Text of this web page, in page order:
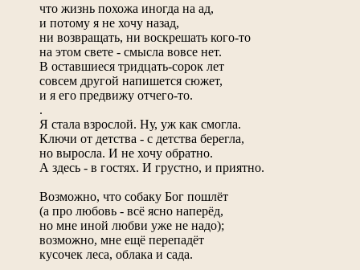
что жизнь похожа иногда на ад,
и потому я не хочу назад,
ни возвращать, ни воскрешать кого-то
на этом свете - смысла вовсе нет.
В оставшиеся тридцать-сорок лет
совсем другой напишется сюжет,
и я его предвижу отчего-то.
.
Я стала взрослой. Ну, уж как смогла.
Ключи от детства - с детства берегла,
но выросла. И не хочу обратно.
А здесь - в гостях. И грустно, и приятно.
Возможно, что собаку Бог пошлёт
(а про любовь - всё ясно наперёд,
но мне иной любви уже не надо);
возможно, мне ещё перепадёт
кусочек леса, облака и сада.